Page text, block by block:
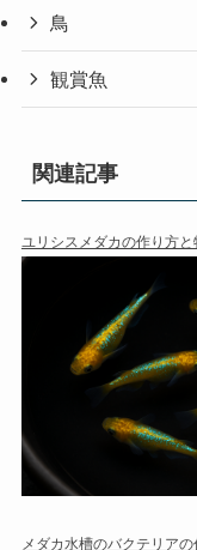
鳥
観賞魚
関連記事
ユリシスメダカの作り方
メダカ水槽のバクテリア